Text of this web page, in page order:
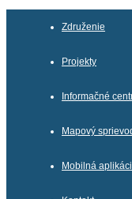
Združenie
Projekty
Informačné
Mapový
Mobilná